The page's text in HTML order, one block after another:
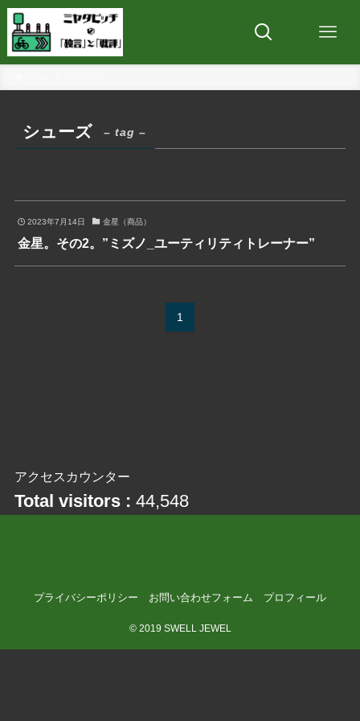
シューズ – tag –
2023年7月14日 金星（商品）
金星。その2。”ミズノ_ユーティリティトレーナー”
1
アクセスカウンター
Total visitors : 44,548
プライバシーポリシー お問い合わせフォーム プロフィール
©2019 SWELL JEWEL